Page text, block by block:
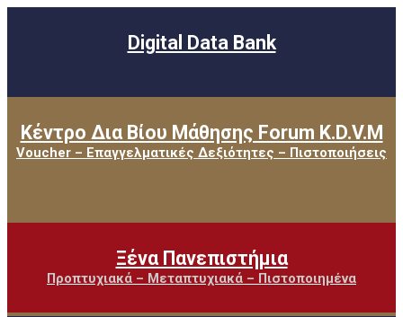
Digital Data Bank
Κέντρο Δια Βίου Μάθησης Forum K.D.V.M
Voucher – Επαγγελματικές Δεξιότητες – Πιστοποιήσεις
Ξένα Πανεπιστήμια
Προπτυχιακά – Μεταπτυχιακά – Πιστοποιημένα